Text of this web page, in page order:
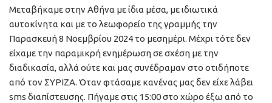
Μεταβήκαμε στην Αθήνα με ίδια μέσα, με ιδιωτικά
αυτοκίνητα και με το λεωφορείο της γραμμής την
Παρασκευή 8 Νοεμβρίου 2024 το μεσημέρι. Μέχρι τότε δεν
είχαμε την παραμικρή ενημέρωση σε σχέση με την
διαδικασία, αλλά ούτε και μας συνέδραμαν στο οτιδήποτε
από τον ΣΥΡΙΖΑ. Όταν φτάσαμε κανένας μας δεν είχε λάβει
sms διαπίστευσης. Πήγαμε στις 15:00 στο χώρο έξω από το